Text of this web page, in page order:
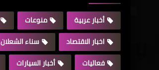
أخبار عربية منوعات
اخبار الاقتصاد
سناء الشعلان
فعاليات
أخبار السيارات